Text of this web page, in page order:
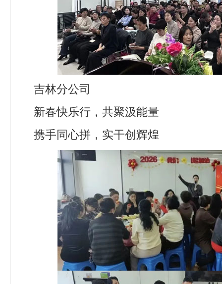
吉林分公司
新春快乐行，共聚汲能量
携手同心拼，实干创辉煌